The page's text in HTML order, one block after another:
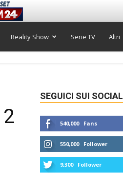
Reality Show Serie TV Altri
SEGUICI SUI SOCIAL
540,000 Fans
550,000 Follower
9,300 Follower